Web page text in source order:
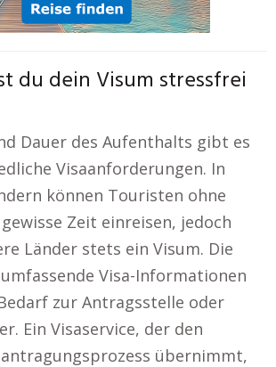
du dein Visum stressfrei
Dauer des Aufenthalts gibt es
Visaanforderungen. In
können Touristen ohne
Zeit einreisen, jedoch
Länder stets ein Visum. Die
Visa-Informationen
zur Antragsstelle oder
Ein Visaservice, der den
übernimmt,